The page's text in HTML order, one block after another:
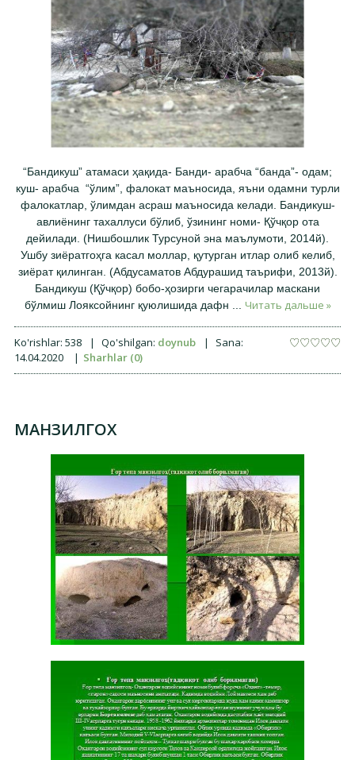
“Бандикуш” атамаси ҳақида- Банди- арабча “банда”- одам;
куш- арабча “ўлим”, фалокат маъносида, яъни одамни турли
фалокатлар, ўлимдан асраш маъносида келади. Бандикуш-
авлиёнинг тахаллуси бўлиб, ўзининг номи- Қўчқор ота
дейилади. (Нишбошлик Турсуной эна маълумоти, 2014й).
Ушбу зиёратгоҳга касал моллар, қутурган итлар олиб келиб,
зиёрат қилинган. (Абдусаматов Абдурашид таърифи, 2013й).
Бандикуш (Қўчқор) бобо-ҳозирги чегарачилар маскани
бўлмиш Лояксойнинг қуюлишида дафн
Читать дальше »
Ko'rishlar: 538 | Qo'shilgan: doynub |
Sana:
14.04.2020
| Sharhlar (0)
МАНЗИЛГОХ